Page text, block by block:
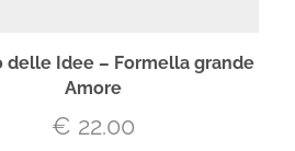
delle Idee – Formella grande
Amore
€ 22.00